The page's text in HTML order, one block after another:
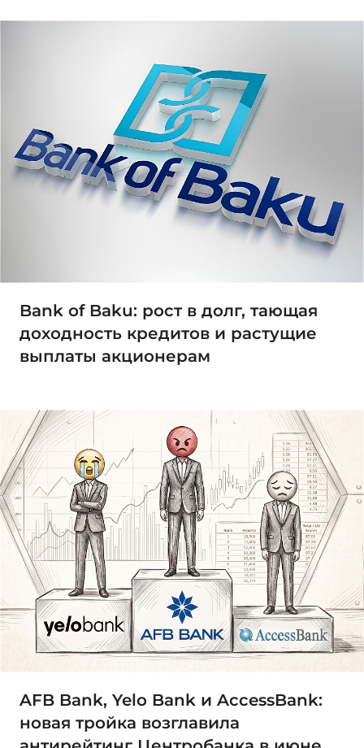
Bank of Baku: рост в долг, тающая
доходность кредитов и растущие
выплаты акционерам
AFB Bank, Yelo Bank и AccessBank:
новая тройка возглавила